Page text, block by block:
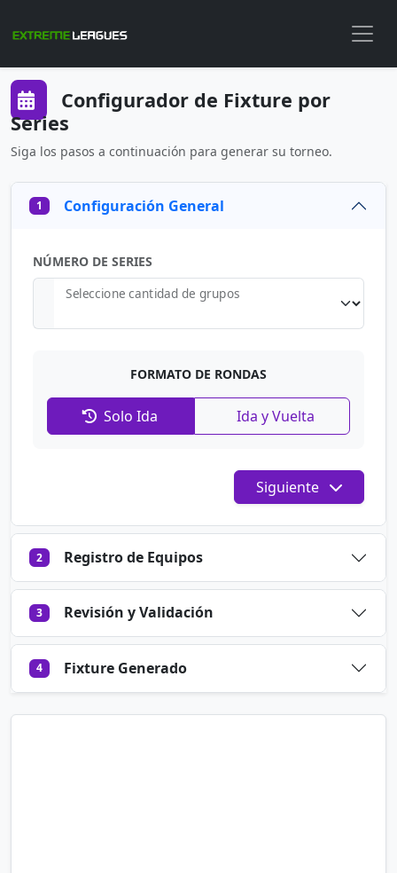
Configurador de Fixture por
Series
Siga los pasos a continuación para generar su torneo.
1 Configuración General
NÚMERO DE SERIES
Seleccione cantidad de grupos
FORMATO DE RONDAS
Solo Ida Ida y Vuelta
Siguiente
2 Registro de Equipos
3 Revisión y Validación
4 Fixture Generado